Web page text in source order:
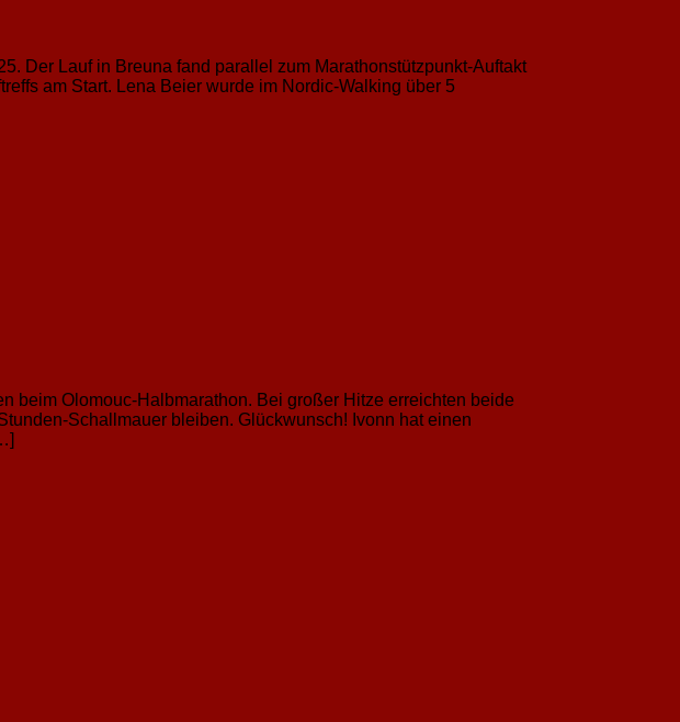
Der Lauf in Breuna fand parallel zum Marathonstützpunkt-Auftakt
am Start. Lena Beier wurde im Nordic-Walking über 5
beim Olomouc-Halbmarathon. Bei großer Hitze erreichten beide
Schallmauer bleiben. Glückwunsch! Ivonn hat einen